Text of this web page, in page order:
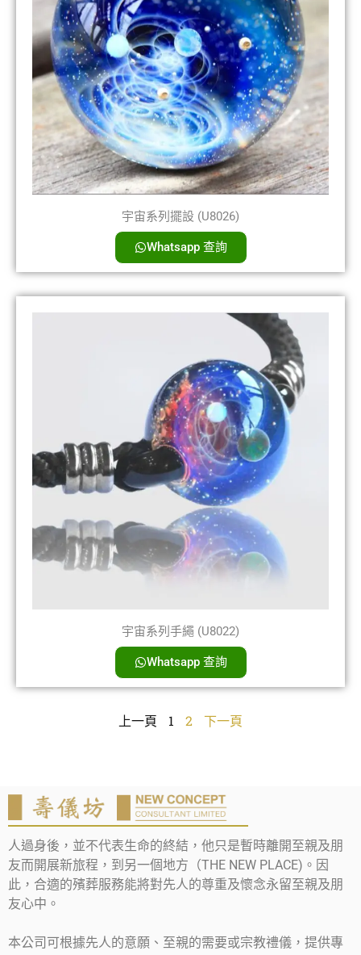
宇宙系列擺設 (U8026)
Whatsapp 查詢
宇宙系列手繩 (U8022)
Whatsapp 查詢
上一頁 1 2 下一頁
人過身後，並不代表生命的終結，他只是暫時離開至親及朋
友而開展新旅程，到另一個地方（THE NEW PLACE)。因
此，合適的殯葬服務能將對先人的尊重及懷念永留至親及朋
友心中。
本公司可根據先人的意願、至親的需要或宗教禮儀，提供專